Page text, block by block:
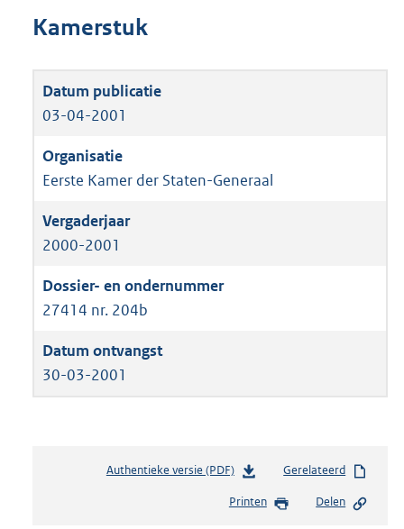
Kamerstuk
03-04-2001
Eerste Kamer der Staten-Generaal
2000-2001
27414 nr. 204b
30-03-2001
Authentieke versie (PDF)b
s
Gerelateerd
Printen Delen